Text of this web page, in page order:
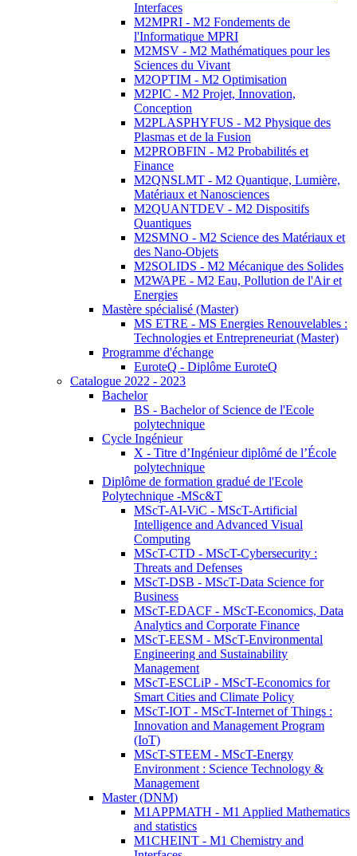
Interfaces
M2MPRI - M2 Fondements de
l'Informatique MPRI
M2MSV - M2 Mathématiques pour les
Sciences du Vivant
M2OPTIM - M2 Optimisation
M2PIC - M2 Projet, Innovation,
Conception
M2PLASPHYFUS - M2 Physique des
Plasmas et de la Fusion
M2PROBFIN - M2 Probabilités et
Finance
M2QNSLMT - M2 Quantique, Lumière,
Matériaux et Nanosciences
M2QUANTDEV - M2 Dispositifs
Quantiques
M2SMNO - M2 Science des Matériaux et
des Nano-Objets
M2SOLIDS - M2 Mécanique des Solides
M2WAPE - M2 Eau, Pollution de l'Air et
Energies
Mastère spécialisé (Master)
MS ETRE - MS Energies Renouvelables :
Technologies et Entrepreneuriat (Master)
Programme d'échange
EuroteQ - Diplôme EuroteQ
Catalogue 2022 - 2023
Bachelor
BS - Bachelor of Science de l'Ecole
polytechnique
Cycle Ingénieur
X - Titre d’Ingénieur diplômé de l’École
polytechnique
Diplôme de formation gradué de l'Ecole
Polytechnique -MSc&T
MScT-AI-ViC - MScT-Artificial
Intelligence and Advanced Visual
Computing
MScT-CTD - MScT-Cybersecurity :
Threats and Defenses
MScT-DSB - MScT-Data Science for
Business
MScT-EDACF - MScT-Economics, Data
Analytics and Corporate Finance
MScT-EESM - MScT-Environmental
Engineering and Sustainability
Management
MScT-ESCLiP - MScT-Economics for
Smart Cities and Climate Policy
MScT-IOT - MScT-Internet of Things :
Innovation and Management Program
(IoT)
MScT-STEEM - MScT-Energy
Environment : Science Technology &
Management
Master (DNM)
M1APPMATH - M1 Applied Mathematics
and statistics
M1CHEINT - M1 Chemistry and